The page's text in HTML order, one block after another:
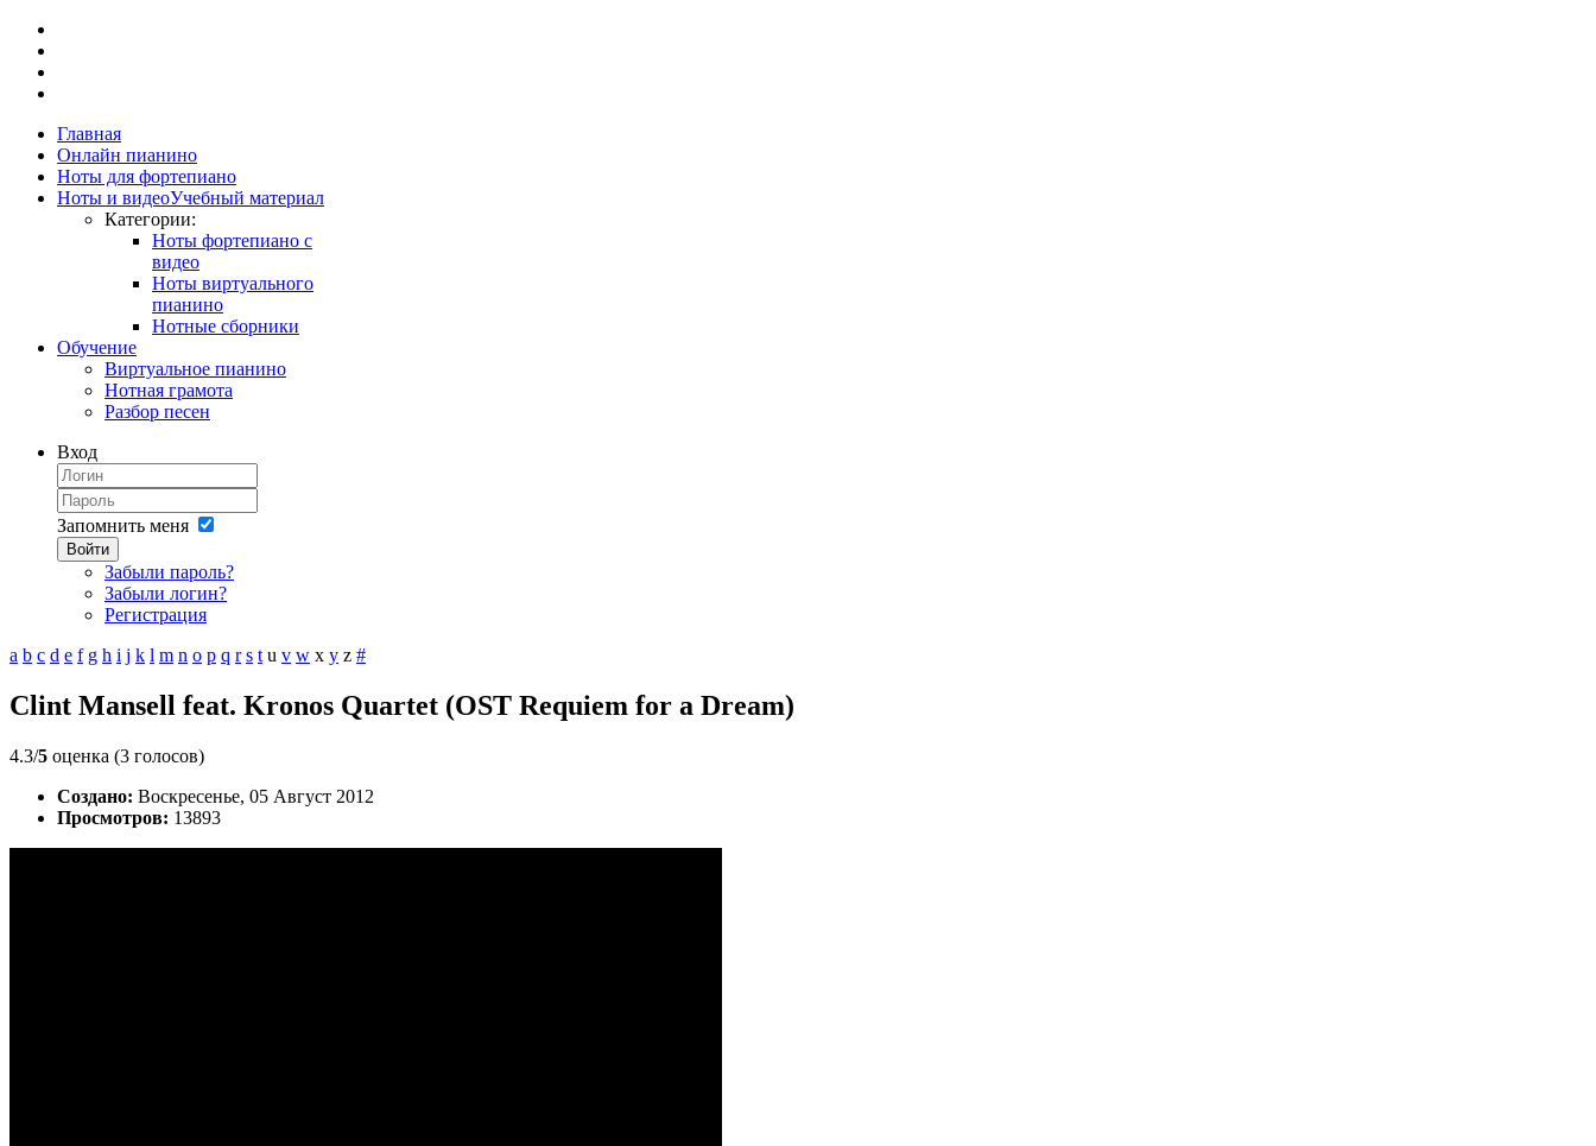
Главная
Онлайн пианино
Ноты для фортепиано
Ноты и видеоУчебный материал
Категории:
Ноты фортепиано с
видео
Ноты виртуального
пианино
Нотные сборники
Обучение
Виртуальное пианино
Нотная грамота
Разбор песен
Вход
Запомнить меня
Войти
Забыли пароль?
Забыли логин?
Регистрация
a b c d e f g h i j k l m n o p q r s t u v w x y z #
Clint Mansell feat. Kronos Quartet (ОST Requiem for a Dream)
4.3/5 оценка (3 голосов)
Создано: Воскресенье, 05 Август 2012
Просмотров: 13893